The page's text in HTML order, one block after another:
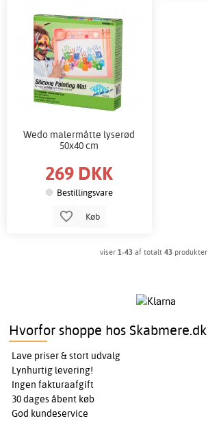
Wedo malermåtte lyserød
50x40 cm
269 DKK
Bestillingsvare
Køb
viser 1-43af totalt 43produkter
Hvorfor shoppe hos Skabmere.dk
Lave priser & stort udvalg
Lynhurtig levering!
Ingen fakturaafgift
30 dages åbent køb
God kundeservice